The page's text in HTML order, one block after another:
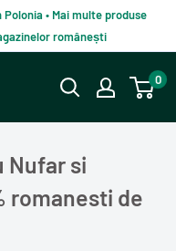
• Mai multe produse
românești
0
Nufar si
romanesti de